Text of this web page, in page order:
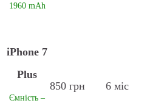
1960 mAh
iPhone 7
Plus
Ємність –
850 грн 6 міс